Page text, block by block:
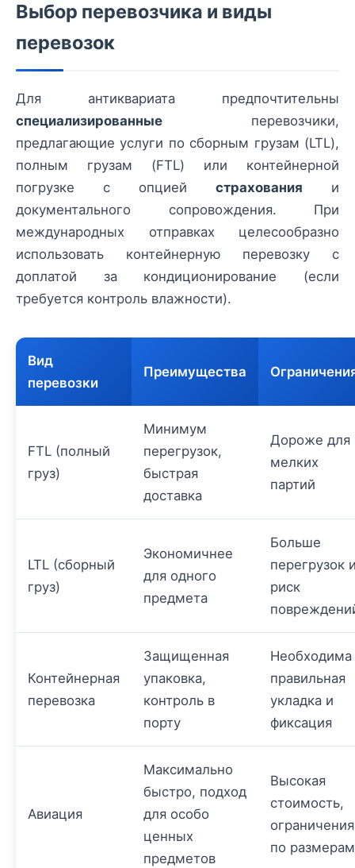
Выбор перевозчика и виды
перевозок
Для антиквариата предпочтительны
специализированные перевозчики,
предлагающие услуги по сборным грузам (LTL),
полным грузам (FTL) или контейнерной
погрузке с опцией страхования и
документального сопровождения. При
международных отправках целесообразно
использовать контейнерную перевозку с
доплатой за кондиционирование (если
требуется контроль влажности).
Вид
перевозки
Преимущества
FTL (полный
груз)
Минимум
перегрузок,
быстрая
доставка
Дороже для
мелких
партий
LTL (сборный
груз)
Экономичнее
для одного
предмета
Больше
перегрузок
риск
Контейнерная
перевозка
Защищенная
упаковка,
контроль в
порту
Необходима
правильная
укладка и
фиксация
Авиация
Максимально
быстро, подход
для особо
ценных
предметов
Высокая
стоимость,
ограничения
по размерам